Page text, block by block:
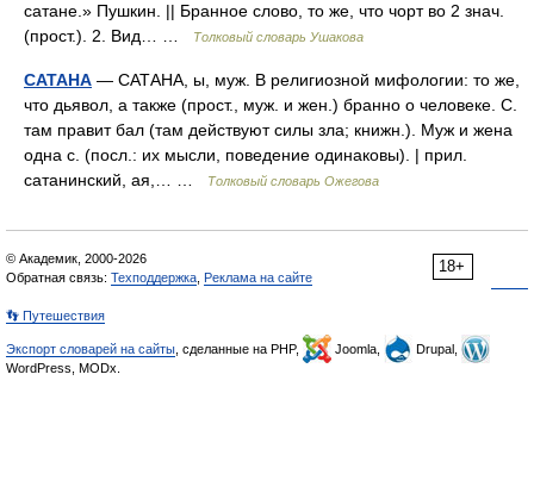
сатане.» Пушкин. || Бранное слово, то же, что чорт во 2 знач.
(прост.). 2. Вид… …
Толковый словарь Ушакова
САТАНА — САТАНА, ы, муж. В религиозной мифологии: то же,
что дьявол, а также (прост., муж. и жен.) бранно о человеке. С.
там правит бал (там действуют силы зла; книжн.). Муж и жена
одна с. (посл.: их мысли, поведение одинаковы). | прил.
сатанинский, ая,… …
Толковый словарь Ожегова
18+
© Академик, 2000-2026
Обратная связь: Техподдержка Реклама на сайте
👣 Путешествия
Экспорт словарей на сайты , сделанные на PHP, Joomla,
Drupal,
WordPress, MODx.